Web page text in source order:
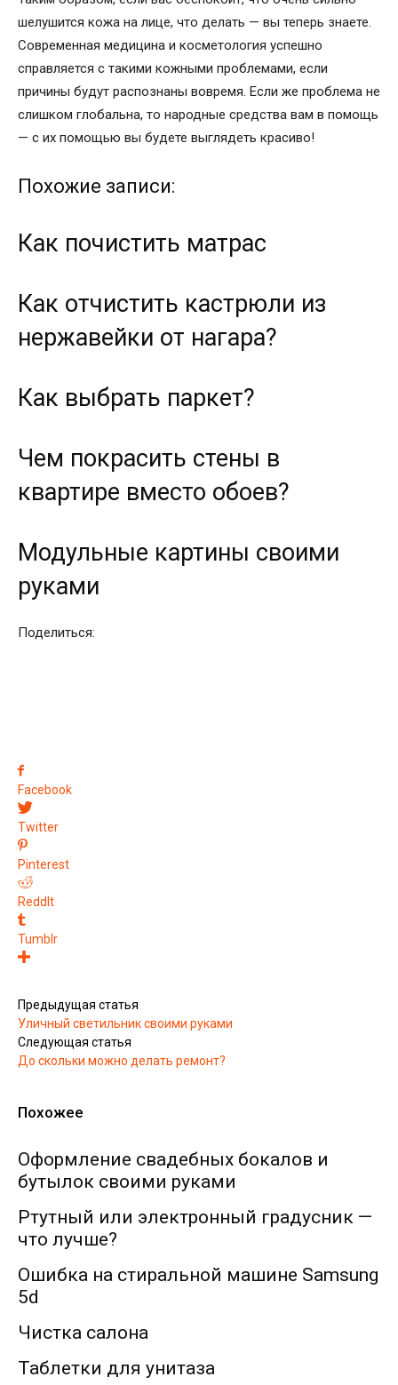
шелушится кожа на лице, что делать — вы теперь знаете.
Современная медицина и косметология успешно
справляется с такими кожными проблемами, если
причины будут распознаны вовремя. Если же проблема не
слишком глобальна, то народные средства вам в помощь
— с их помощью вы будете выглядеть красиво!
Похожие записи:
Как почистить матрас
Как отчистить кастрюли из
нержавейки от нагара?
Как выбрать паркет?
Чем покрасить стены в
квартире вместо обоев?
Модульные картины своими
руками
Поделиться:
Facebook
Twitter
Pinterest
ReddIt
Tumblr
Предыдущая статья
Уличный светильник своими руками
Следующая статья
До скольки можно делать ремонт?
Похожее
Оформление свадебных бокалов и
бутылок своими руками
Ртутный или электронный градусник —
что лучше?
Ошибка на стиральной машине Samsung
5d
Чистка салона
Таблетки для унитаза